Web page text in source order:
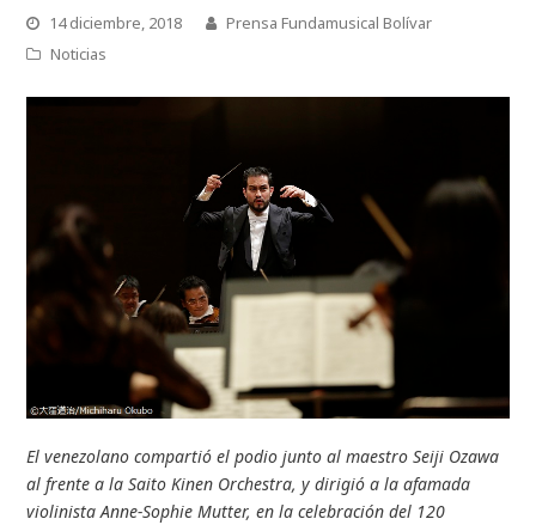
14 diciembre, 2018
Prensa Fundamusical Bolívar
Noticias
El venezolano compartió el podio junto al maestro Seiji Ozawa
al frente a la Saito Kinen Orchestra, y dirigió a la afamada
violinista Anne-Sophie Mutter, en la celebración del 120